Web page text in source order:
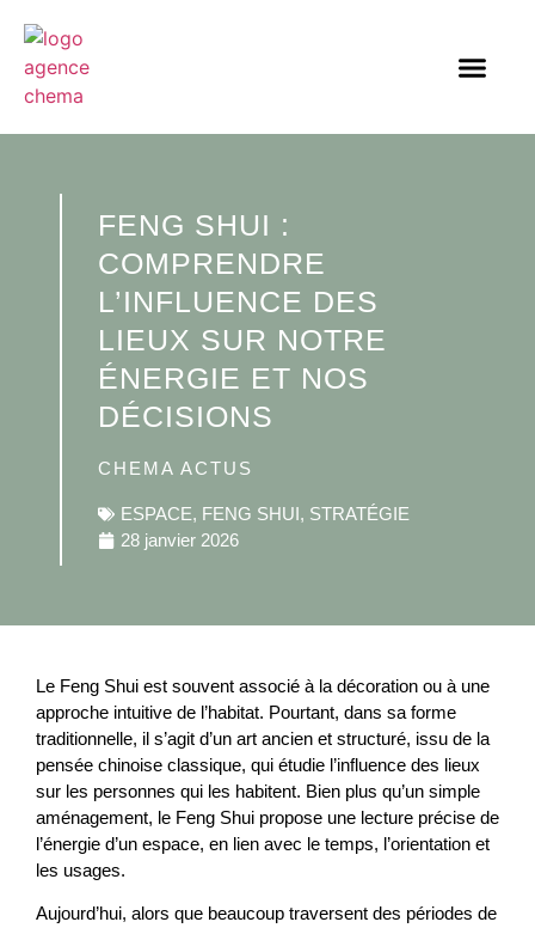
FENG SHUI :
COMPRENDRE
L’INFLUENCE DES
LIEUX SUR NOTRE
ÉNERGIE ET NOS
DÉCISIONS
CHEMA ACTUS
ESPACE, FENG SHUI, STRATÉGIE
28 janvier 2026
Le Feng Shui est souvent associé à la décoration ou à une
approche intuitive de l’habitat. Pourtant, dans sa forme
traditionnelle, il s’agit d’un art ancien et structuré, issu de la
pensée chinoise classique, qui étudie l’influence des lieux
sur les personnes qui les habitent. Bien plus qu’un simple
aménagement, le Feng Shui propose une lecture précise de
l’énergie d’un espace, en lien avec le temps, l’orientation et
les usages.
Aujourd’hui, alors que beaucoup traversent des périodes de